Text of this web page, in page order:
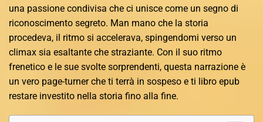
una passione condivisa che ci unisce come un segno di
riconoscimento segreto. Man mano che la storia
procedeva, il ritmo si accelerava, spingendomi verso un
climax sia esaltante che straziante. Con il suo ritmo
frenetico e le sue svolte sorprendenti, questa narrazione è
un vero page-turner che ti terrà in sospeso e ti libro epub
restare investito nella storia fino alla fine.